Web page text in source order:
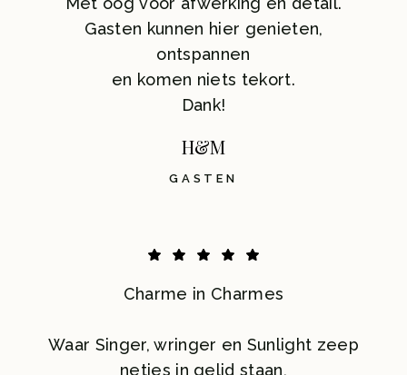
Gasten kunnen hier genieten,
ontspannen
en komen niets tekort.
Dank!
H&M
GASTEN
Charme in Charmes
Waar Singer, wringer en Sunlight zeep
netjes in gelid staan,